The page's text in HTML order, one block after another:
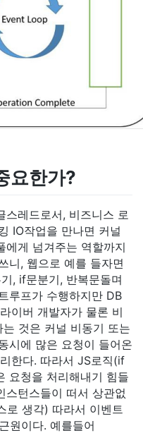
요한가?
스레드로서, 비즈니스 로
IO작업을 만나면 커널
에게 넘겨주는 역할까지
니, 웹으로 예를 들자면
, if문분기, 반복문돌며
루프가 수행하지만 DB
이버 개발자가 물론 비
것은 커널 비동기 또는
시에 많은 요청이 들어온
한다. 따라서 JS로직(if
요청을 처리해내기 힘들
턴스들이 떠서 상관없
로 생각) 따라서 이벤트
원이다. 예를들어